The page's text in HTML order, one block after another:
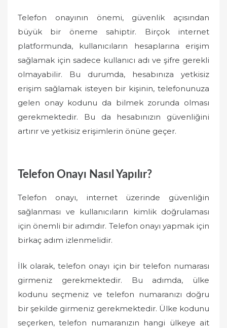
Telefon onayının önemi, güvenlik açısından
büyük bir öneme sahiptir. Birçok internet
platformunda, kullanıcıların hesaplarına erişim
sağlamak için sadece kullanıcı adı ve şifre gerekli
olmayabilir. Bu durumda, hesabınıza yetkisiz
erişim sağlamak isteyen bir kişinin, telefonunuza
gelen onay kodunu da bilmek zorunda olması
gerekmektedir. Bu da hesabınızın güvenliğini
artırır ve yetkisiz erişimlerin önüne geçer.
Telefon Onayı Nasıl Yapılır?
Telefon onayı, internet üzerinde güvenliğin
sağlanması ve kullanıcıların kimlik doğrulaması
için önemli bir adımdır. Telefon onayı yapmak için
birkaç adım izlenmelidir.
İlk olarak, telefon onayı için bir telefon numarası
girmeniz gerekmektedir. Bu adımda, ülke
kodunu seçmeniz ve telefon numaranızı doğru
bir şekilde girmeniz gerekmektedir. Ülke kodunu
seçerken, telefon numaranızın hangi ülkeye ait